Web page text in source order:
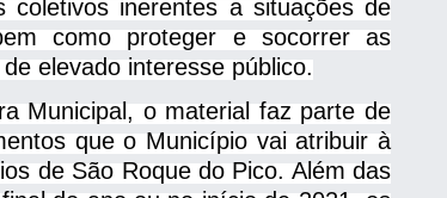
coletivos inerentes a situações de
como proteger e socorrer as
elevado interesse público.
Municipal, o material faz parte de
que o Município vai atribuir à
de São Roque do Pico. Além das